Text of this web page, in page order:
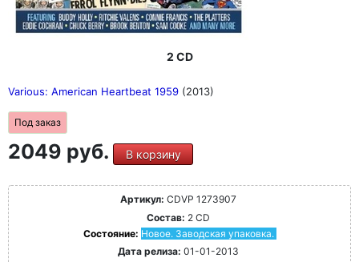
2 CD
Various: American Heartbeat 1959 (2013)
Под заказ
2049 руб. В корзину
Артикул: CDVP 1273907
Состав: 2 CD
Состояние: Новое. Заводская упаковка.
Дата релиза: 01-01-2013